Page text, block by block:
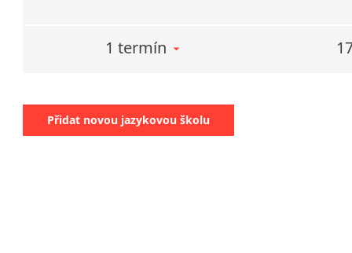
1 termín
Přidat novou jazykovou školu